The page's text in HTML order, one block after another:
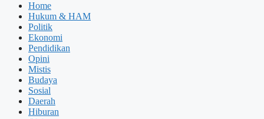
Home
Hukum & HAM
Politik
Ekonomi
Pendidikan
Opini
Mistis
Budaya
Sosial
Daerah
Hiburan